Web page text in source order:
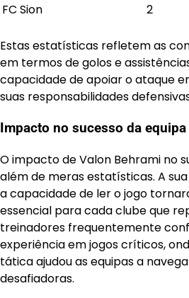
FC Sion
2
Estas estatísticas refletem as
em termos de golos e
capacidade de apoiar o ataque
suas responsabilidades
Impacto no sucesso da equipa
O impacto de Valon Behrami no
além de meras estatísticas. A
a capacidade de ler o jogo
essencial para cada clube que
treinadores frequentemente
experiência em jogos críticos,
tática ajudou as equipas a
desafiadoras.